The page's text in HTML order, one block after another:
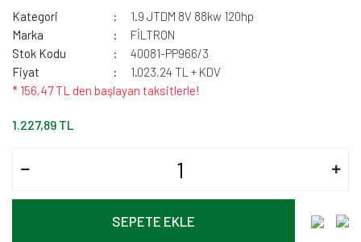
Kategori
1.9 JTDM 8V 88kw 120hp
Marka
FİLTRON
Stok Kodu
40081-PP966/3
Fiyat
1.023,24 TL + KDV
* 156,47 TL den başlayan taksitlerle!
1.227,89 TL
SEPETE EKLE